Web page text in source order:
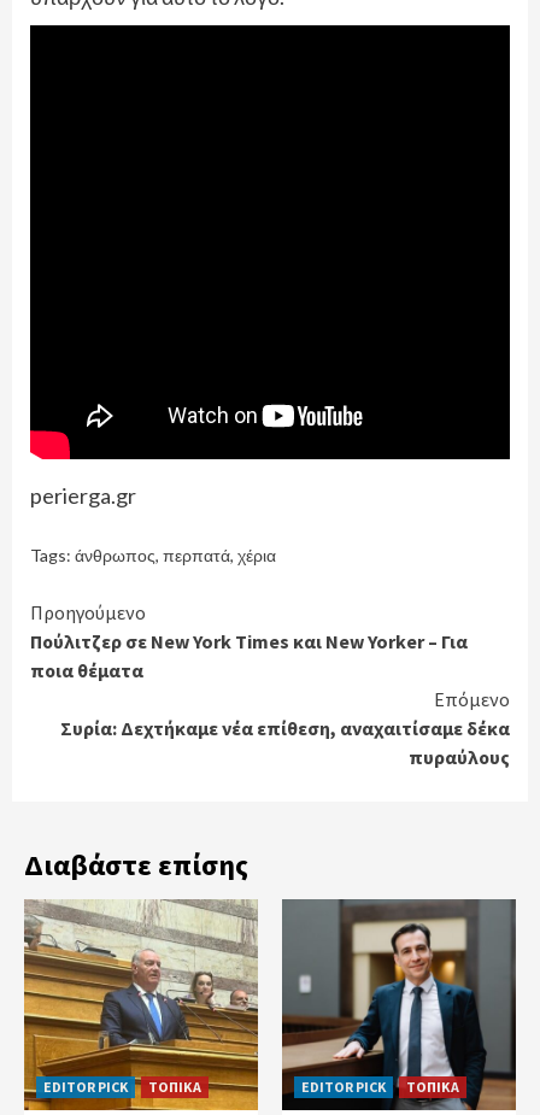
perierga.gr
Tags: άνθρωπος, περπατά, χέρια
Continue
Reading
Προηγούμενο
Πούλιτζερ σε New York Times και New Yorker – Για
ποια θέματα
Επόμενο
Συρία: Δεχτήκαμε νέα επίθεση, αναχαιτίσαμε δέκα
πυραύλους
Διαβάστε επίσης
EDITOR PICK ΤΟΠΙΚΑ EDITOR PICK ΤΟΠΙΚΑ